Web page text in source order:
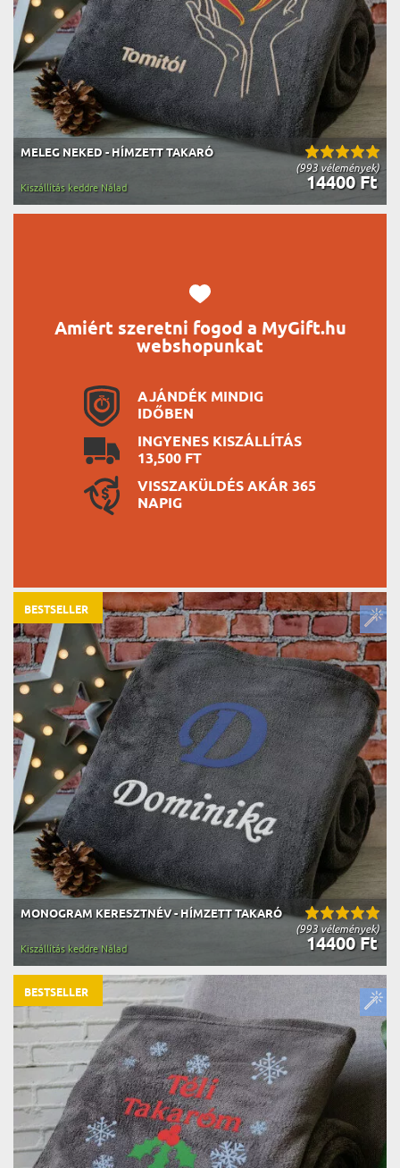
(993 vélemények)
MELEG NEKED - HÍMZETT TAKARÓ
14400 Ft
Kiszállítás keddre Nálad
Amiért szeretni fogod a MyGift.hu
webshopunkat
AJÁNDÉK MINDIG
IDŐBEN
INGYENES KISZÁLLÍTÁS
13,500 FT
VISSZAKÜLDÉS AKÁR 365
NAPIG
(993 vélemények)
MONOGRAM KERESZTNÉV - HÍMZETT TAKARÓ
14400 Ft
Kiszállítás keddre Nálad
BESTSELLER
BESTSELLER